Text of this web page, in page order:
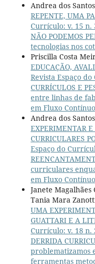
Andrea dos
REPENTE, UMA
Currículo: v. 15 n.
NÃO PODEMOS
tecnologias nos
Priscilla Costa
EDUCAÇÃO,
Revista Espaço
CURRÍCULOS E
entre linhas de
em Fluxo
Andrea dos
EXPERIMENTAR
CURRICULARES
Espaço do
curriculares
em Fluxo
Janete
Tania Mara
UMA
GUATTARI E A
Currículo: v. 18 n.
DERRIDA
problematizamos
ferramentas